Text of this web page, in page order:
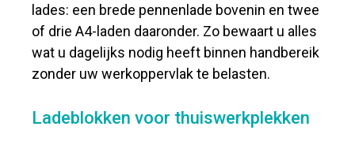
lades: een brede pennenlade bovenin en twee
of drie A4-laden daaronder. Zo bewaart u alles
wat u dagelijks nodig heeft binnen handbereik
zonder uw werkoppervlak te belasten.
Ladeblokken voor thuiswerkplekken